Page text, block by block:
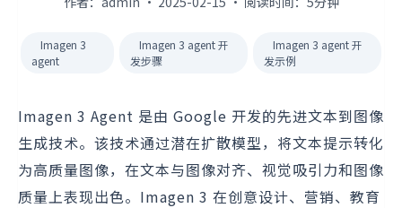
Imagen 3
agent
Imagen 3 agent 开
发步骤
Imagen 3 agent 开
发示例
Imagen 3 Agent 是由 Google 开发的先进文本到图像
生成技术。该技术通过潜在扩散模型，将文本提示转化
为高质量图像，在文本与图像对齐、视觉吸引力和图像
质量上表现出色。Imagen 3 在创意设计、营销、教育